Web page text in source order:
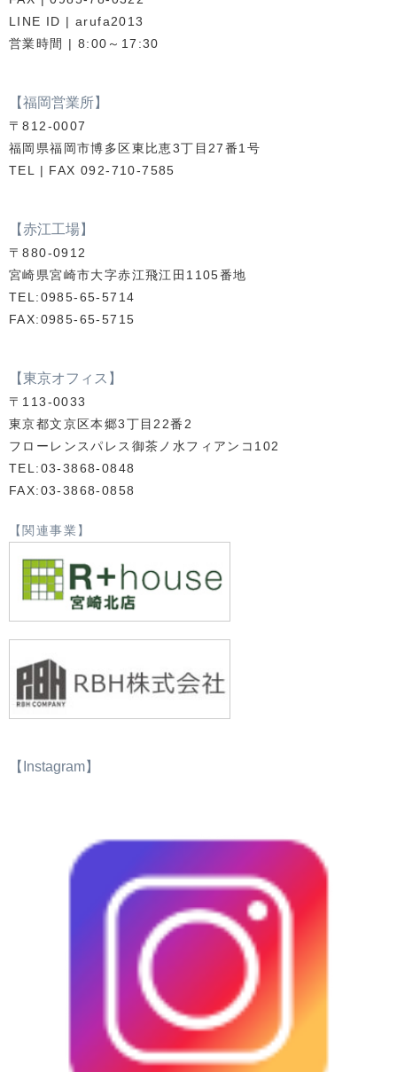
LINE ID | arufa2013
営業時間 | 8:00～17:30
【福岡営業所】
〒812-0007
福岡県福岡市博多区東比恵3丁目27番1号
TEL | FAX 092-710-7585
【赤江工場】
〒880-0912
宮崎県宮崎市大字赤江飛江田1105番地
TEL:0985-65-5714
FAX:0985-65-5715
【東京オフィス】
〒113-0033
東京都文京区本郷3丁目22番2
フローレンスパレス御茶ノ水フィアンコ102
TEL:03-3868-0848
FAX:03-3868-0858
【関連事業】
【Instagram】